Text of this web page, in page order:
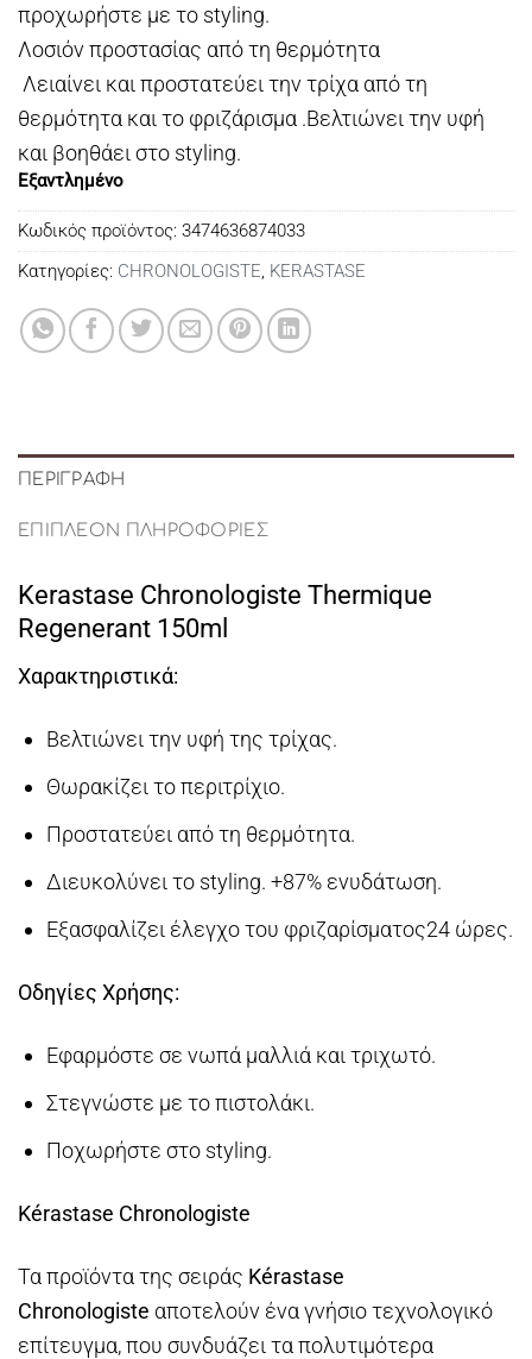
προχωρήστε με το styling.
Λοσιόν προστασίας από τη θερμότητα
Λειαίνει και προστατεύει την τρίχα από τη
θερμότητα και το φριζάρισμα .Βελτιώνει την υφή
και βοηθάει στο styling.
Εξαντλημένο
Κωδικός προϊόντος: 3474636874033
Κατηγορίες: CHRONOLOGISTE, KERASTASE
ΠΕΡΙΓΡΑΦΉ
ΕΠΙΠΛΈΟΝ ΠΛΗΡΟΦΟΡΊΕΣ
Kerastase Chronologiste Thermique
Regenerant 150ml
Χαρακτηριστικά:
Βελτιώνει την υφή της τρίχας.
Θωρακίζει το περιτρίχιο.
Προστατεύει από τη θερμότητα.
Διευκολύνει το styling. +87% ενυδάτωση.
Εξασφαλίζει έλεγχο του φριζαρίσματος24 ώρες.
Οδηγίες Χρήσης:
Εφαρμόστε σε νωπά μαλλιά και τριχωτό.
Στεγνώστε με το πιστολάκι.
Ποχωρήστε στο styling.
Kérastase Chronologiste
Τα προϊόντα της σειράς Kérastase
Chronologiste αποτελούν ένα γνήσιο τεχνολογικό
επίτευγμα, που συνδυάζει τα πολυτιμότερα